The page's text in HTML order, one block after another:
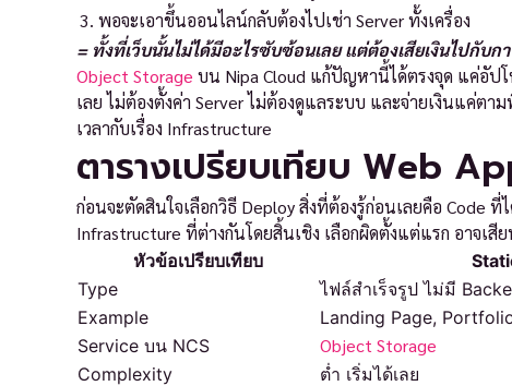
พอจะเอาขึ้นออนไลน์กลับต้องไปเช่า Server ทั้งเครื่อง
= ทั้งที่เว็บนั้นไม่ได้มีอะไรซับซ้อนเลย แต่ต้องเสียเงินไปกับกา
Object Storage บน Nipa Cloud แก้ปัญหานี้ได้ตรงจุด แค่อัป
เลย ไม่ต้องตั้งค่า Server ไม่ต้องดูแลระบบ และจ่ายเงินแค่ต
เวลากับเรื่อง Infrastructure
ตารางเปรียบเทียบ Web
ก่อนจะตัดสินใจเลือกวิธี Deploy สิ่งที่ต้องรู้ก่อนเลยคือ Code
Infrastructure ที่ต่างกันโดยสิ้นเชิง เลือกผิดตั้งแต่แรก อาจเสี
หัวข้อเปรียบเทียบ
Type
ไฟล์สำเร็จรูป ไม่มี
Example
Landing Page,
Service บน NCS
Object Storage
Complexity ต่ำ เริ่มได้เลย